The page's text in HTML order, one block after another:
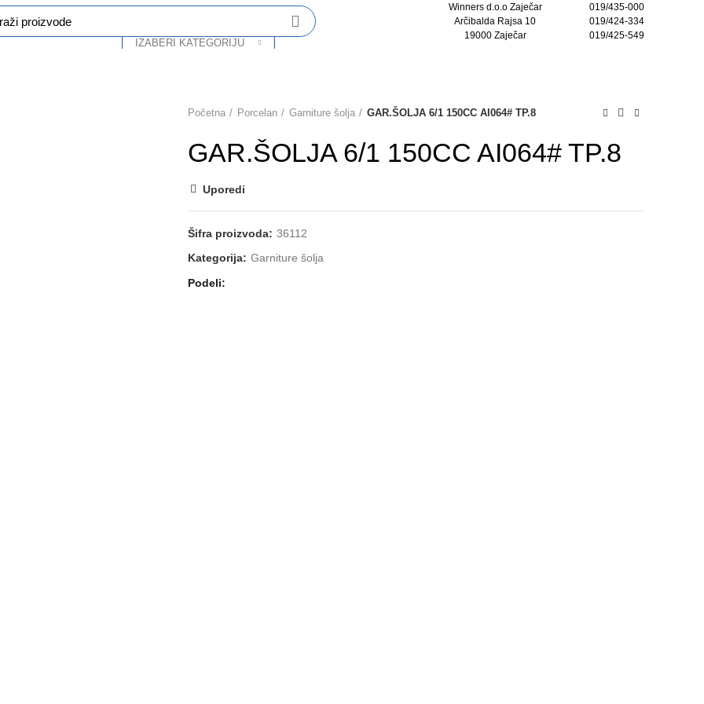
IZABERI KATEGORIJU
Winners d.o.o Zaječar
Arčibalda Rajsa 10
19000 Zaječar
019/435-000
019/424-334
019/425-549
Početna Porcelan Garniture šolja GAR.ŠOLJA 6/1 150CC AI064# TP.8
GAR.ŠOLJA 6/1 150CC AI064# TP.8
Uporedi
Šifra proizvoda: 36112
Kategorija: Garniture šolja
Podeli